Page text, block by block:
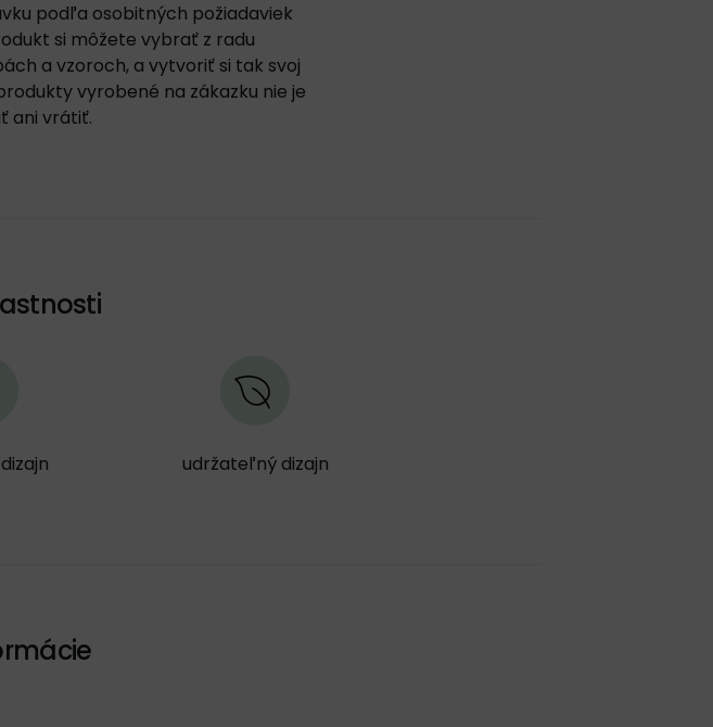
podľa osobitných požiadaviek
si môžete vybrať z radu
a vzoroch, a vytvoriť si tak svoj
vyrobené na zákazku nie je
ani vrátiť.
udržateľný dizajn